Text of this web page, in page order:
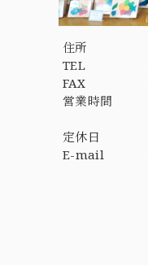
住所
TEL
FAX
営業時間
定休日
E-mail